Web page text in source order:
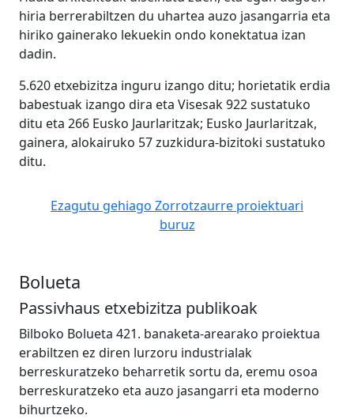
hiria berrerabiltzen du uhartea auzo jasangarria eta
hiriko gainerako lekuekin ondo konektatua izan
dadin.
5.620 etxebizitza inguru izango ditu; horietatik erdia
babestuak izango dira eta Visesak 922 sustatuko
ditu eta 266 Eusko Jaurlaritzak; Eusko Jaurlaritzak,
gainera, alokairuko 57 zuzkidura-bizitoki sustatuko
ditu.
Ezagutu gehiago Zorrotzaurre proiektuari
buruz
Bolueta
Passivhaus etxebizitza publikoak
Bilboko Bolueta 421. banaketa-arearako proiektua
erabiltzen ez diren lurzoru industrialak
berreskuratzeko beharretik sortu da, eremu osoa
berreskuratzeko eta auzo jasangarri eta moderno
bihurtzeko.